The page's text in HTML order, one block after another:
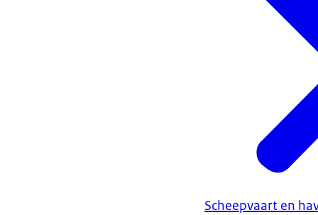
Scheepvaart en